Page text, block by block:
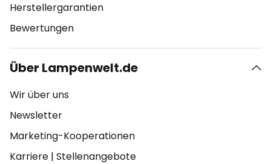
Herstellergarantien
Bewertungen
Über Lampenwelt.de
Wir über uns
Newsletter
Marketing-Kooperationen
Karriere | Stellenangebote